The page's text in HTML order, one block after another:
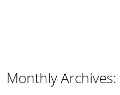
Monthly Archives: